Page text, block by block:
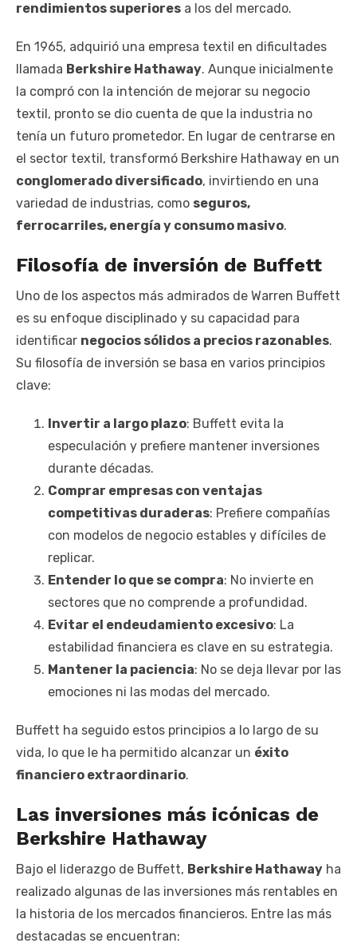
rendimientos superiores a los del mercado.
En 1965, adquirió una empresa textil en dificultades
llamada Berkshire Hathaway. Aunque inicialmente
la compró con la intención de mejorar su negocio
textil, pronto se dio cuenta de que la industria no
tenía un futuro prometedor. En lugar de centrarse en
el sector textil, transformó Berkshire Hathaway en un
conglomerado diversificado, invirtiendo en una
variedad de industrias, como seguros,
ferrocarriles, energía y consumo masivo.
Filosofía de inversión de Buffett
Uno de los aspectos más admirados de Warren Buffett
es su enfoque disciplinado y su capacidad para
identificar negocios sólidos a precios razonables.
Su filosofía de inversión se basa en varios principios
clave:
Invertir a largo plazo: Buffett evita la
especulación y prefiere mantener inversiones
durante décadas.
Comprar empresas con ventajas
competitivas duraderas: Prefiere compañías
con modelos de negocio estables y difíciles de
replicar.
Entender lo que se compra: No invierte en
sectores que no comprende a profundidad.
Evitar el endeudamiento excesivo: La
estabilidad financiera es clave en su estrategia.
Mantener la paciencia: No se deja llevar por las
emociones ni las modas del mercado.
Buffett ha seguido estos principios a lo largo de su
vida, lo que le ha permitido alcanzar un éxito
financiero extraordinario.
Las inversiones más icónicas de
Berkshire Hathaway
Bajo el liderazgo de Buffett, Berkshire Hathaway ha
realizado algunas de las inversiones más rentables en
la historia de los mercados financieros. Entre las más
destacadas se encuentran: